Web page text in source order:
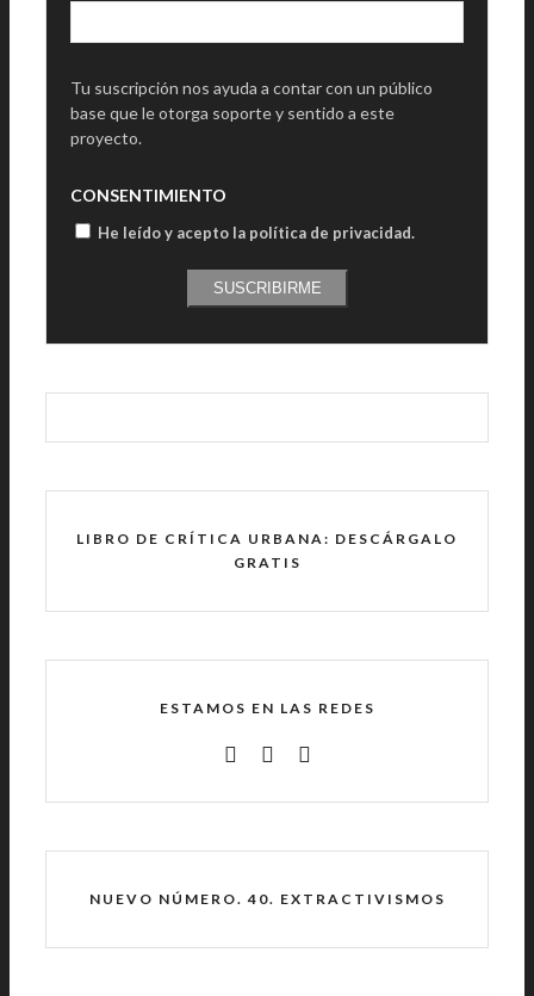
Tu suscripción nos ayuda a contar con un público
base que le otorga soporte y sentido a este
proyecto.
CONSENTIMIENTO
He leído y acepto la política de privacidad.
SUSCRIBIRME
LIBRO DE CRÍTICA URBANA: DESCÁRGALO
GRATIS
ESTAMOS EN LAS REDES
NUEVO NÚMERO. 40. EXTRACTIVISMOS